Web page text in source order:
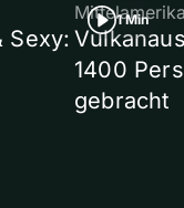
Sexy:
1 Min
1400
gebracht